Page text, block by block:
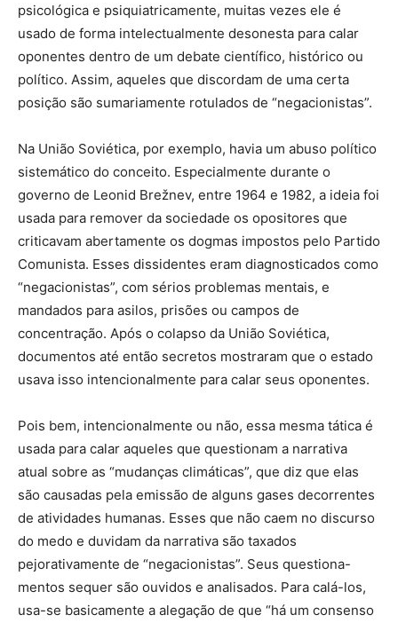
psicológica e psiquiatricamente, muitas vezes ele é
usado de forma intelectualmente desonesta para calar
oponentes dentro de um debate científico, histórico ou
político. Assim, aqueles que discordam de uma certa
posição são sumariamente rotulados de “negacionistas”.
Na União Soviética, por exemplo, havia um abuso político
sistemático do conceito. Especialmente durante o
governo de Leonid Brežnev, entre 1964 e 1982, a ideia foi
usada para remover da sociedade os opositores que
criticavam abertamente os dogmas impostos pelo Partido
Comunista. Esses dissidentes eram diagnosticados como
“negacionistas”, com sérios problemas mentais, e
mandados para asilos, prisões ou campos de
concentração. Após o colapso da União Soviética,
documentos até então secretos mostraram que o estado
usava isso intencionalmente para calar seus oponentes.
Pois bem, intencionalmente ou não, essa mesma tática é
usada para calar aqueles que questionam a narrativa
atual sobre as “mudanças climáticas”, que diz que elas
são causadas pela emissão de alguns gases decorrentes
de atividades humanas. Esses que não caem no discurso
do medo e duvidam da narrativa são taxados
pejorativamente de “negacionistas”. Seus questiona-
mentos sequer são ouvidos e analisados. Para calá-los,
usa-se basicamente a alegação de que “há um consenso